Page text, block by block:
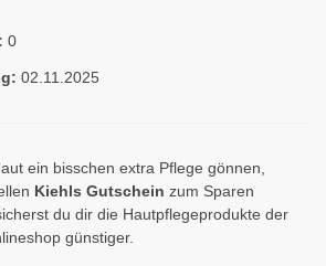
0
02.11.2025
ein bisschen extra Pflege gönnen,
Kiehls Gutschein zum Sparen
du dir die Hautpflegeprodukte der
günstiger.